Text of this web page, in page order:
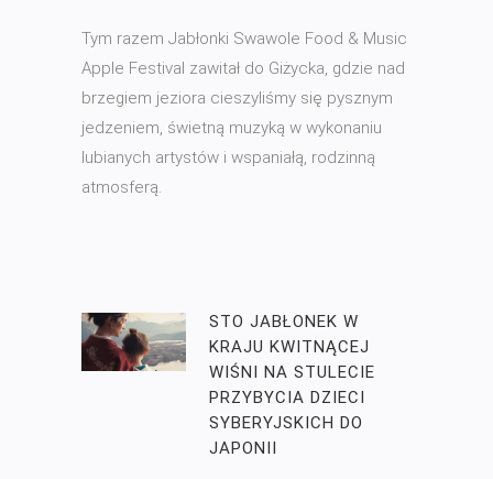
Tym razem Jabłonki Swawole Food & Music
Apple Festival zawitał do Giżycka, gdzie nad
brzegiem jeziora cieszyliśmy się pysznym
jedzeniem, świetną muzyką w wykonaniu
lubianych artystów i wspaniałą, rodzinną
atmosferą.
STO JABŁONEK W
KRAJU KWITNĄCEJ
WIŚNI NA STULECIE
PRZYBYCIA DZIECI
SYBERYJSKICH DO
JAPONII